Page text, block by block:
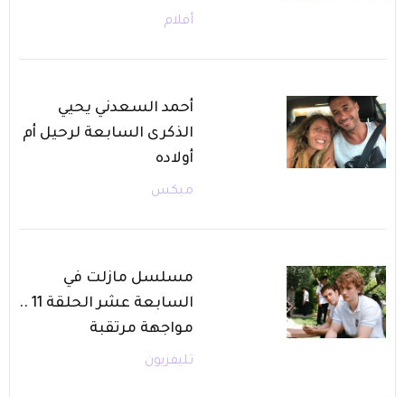
أفلام
أحمد السعدني يحيي
الذكرى السابعة لرحيل أم
أولاده
ميكس
مسلسل مازلت في
السابعة عشر الحلقة 11 ..
مواجهة مرتقبة
تليفزيون